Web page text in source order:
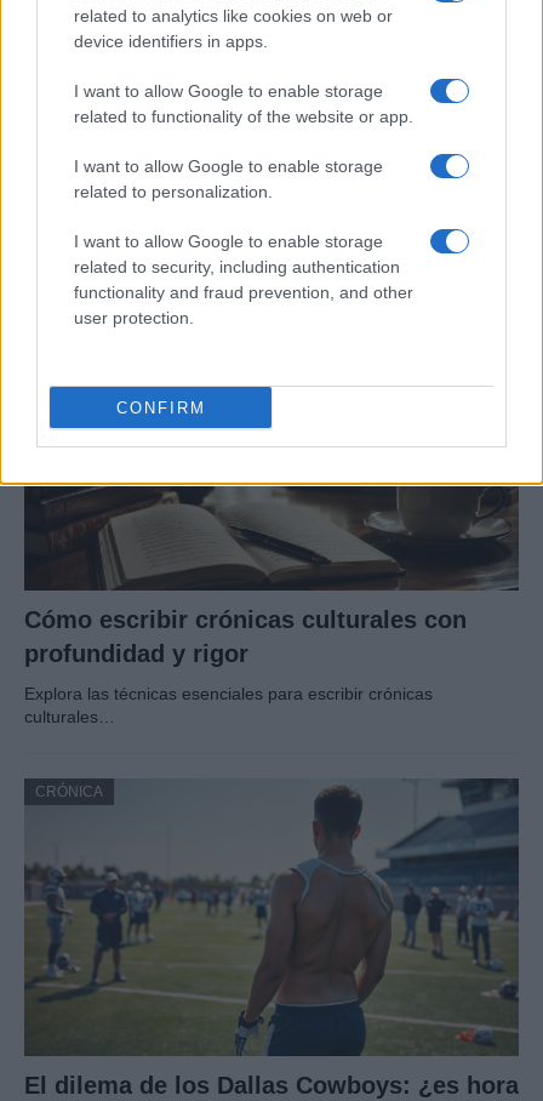
related to analytics like cookies on web or
device identifiers in apps.
I want to allow Google to enable storage
related to functionality of the website or app.
I want to allow Google to enable storage
related to personalization.
I want to allow Google to enable storage
related to security, including authentication
functionality and fraud prevention, and other
user protection.
CONFIRM
Masacre de Bolonia: el atentado que
conmocionó a Italia en 1980
El 2 de agosto de 1980, una bomba…
CRÓNICA
Cómo escribir crónicas culturales con
profundidad y rigor
Explora las técnicas esenciales para escribir crónicas
culturales…
CRÓNICA
El dilema de los Dallas Cowboys: ¿es hora